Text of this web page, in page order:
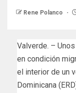
Rene Polanco
Valverde. –
en condición
el interior de un
Dominicana